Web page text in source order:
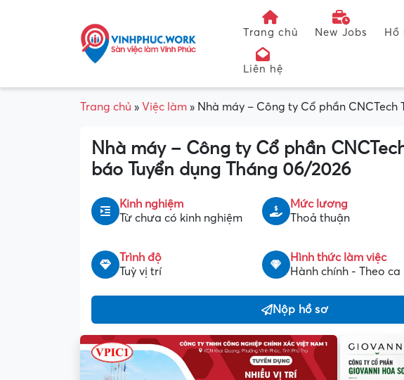
Trang chủ New Jobs Hồ
Liên hệ
Trang chủ » Việc làm » Nhà máy – Công ty Cổ phần
Nhà máy – Công ty Cổ phần
báo Tuyển dụng Tháng 06/2026
Kinh nghiệm
Từ chưa có kinh nghiệm
Mức lương
Thoả thuận
Trình độ
Tuỳ vị trí
Hình thức làm việc
Hành chính - Theo ca
Nộp hồ sơ